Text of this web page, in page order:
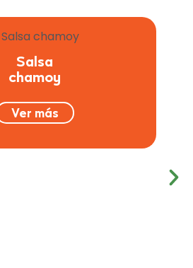
Salsa
chamoy
Ver más